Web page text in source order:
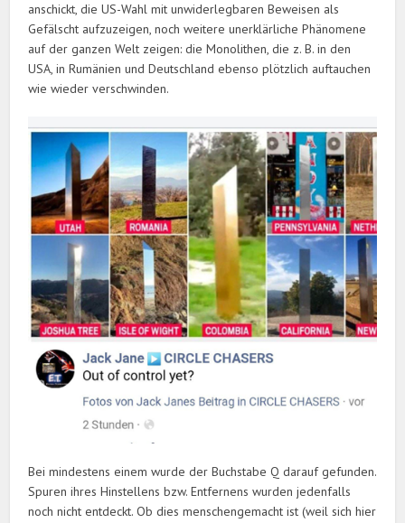
anschickt, die US-Wahl mit unwiderlegbaren Beweisen als
Gefälscht aufzuzeigen, noch weitere unerklärliche Phänomene
auf der ganzen Welt zeigen: die Monolithen, die z. B. in den
USA, in Rumänien und Deutschland ebenso plötzlich auftauchen
wie wieder verschwinden.
Bei mindestens einem wurde der Buchstabe Q darauf gefunden.
Spuren ihres Hinstellens bzw. Entfernens wurden jedenfalls
noch nicht entdeckt. Ob dies menschengemacht ist (weil sich hier